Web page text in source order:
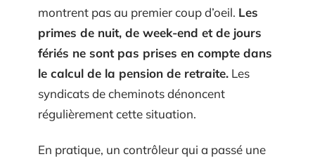
montrent pas au premier coup d’oeil. Les
primes de nuit, de week-end et de jours
fériés ne sont pas prises en compte dans
le calcul de la pension de retraite. Les
syndicats de cheminots dénoncent
régulièrement cette situation.
En pratique, un contrôleur qui a passé une